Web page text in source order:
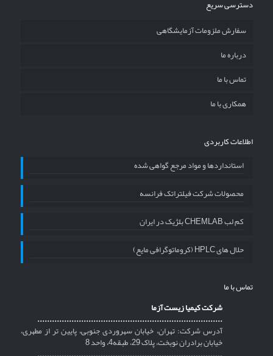
دسترسی سریع
سفارش ملزومات آزمایشگاهی
درباره ما
تماس با ما
همکاری با ما
اطلاعات کاربردی
استانداردها و مواد مرجع گواهی شده
محصولات شرکت فیلتراتک فرانسه
کم لب CHEMLAB بلژیک در ایران
حلال های HPLC (کروماتوگرافی مایع)
تماس با ما
شرکت کیمیا زیست آزما
............................................................................
آدرس شرکت: تهران، خیابان سهروردی جنوبی، پایین تر از مطهری،
خیابان برادران نوبخت، پلاک 29، طبقه4، واحد 8